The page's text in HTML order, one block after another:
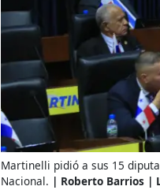
Martinelli pidió a sus 15
Nacional.
Roberto Barrios |